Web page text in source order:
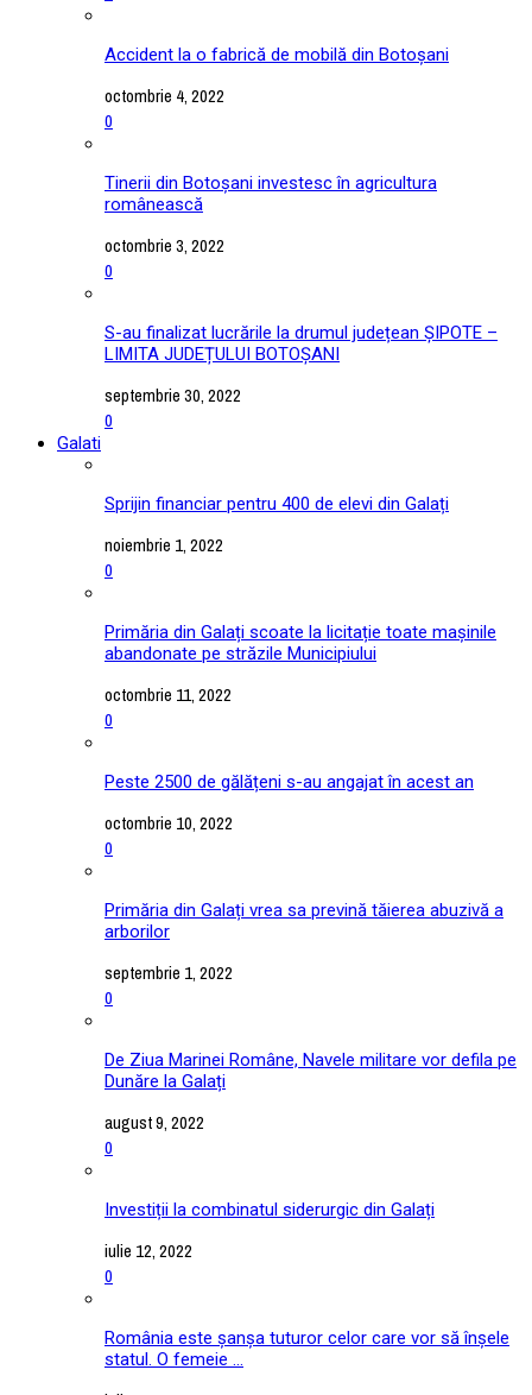
Accident la o fabrică de mobilă din Botoșani
octombrie 4, 2022
0
Tinerii din Botoșani investesc în agricultura
românească
octombrie 3, 2022
0
S-au finalizat lucrările la drumul județean ȘIPOTE –
LIMITA JUDEȚULUI BOTOȘANI
septembrie 30, 2022
0
Galati
Sprijin financiar pentru 400 de elevi din Galați
noiembrie 1, 2022
0
Primăria din Galați scoate la licitație toate mașinile
abandonate pe străzile Municipiului
octombrie 11, 2022
0
Peste 2500 de gălățeni s-au angajat în acest an
octombrie 10, 2022
0
Primăria din Galați vrea sa prevină tăierea abuzivă a
arborilor
septembrie 1, 2022
0
De Ziua Marinei Române, Navele militare vor defila pe
Dunăre la Galați
august 9, 2022
0
Investiții la combinatul siderurgic din Galați
iulie 12, 2022
0
România este șanșa tuturor celor care vor să înșele
statul. O femeie ...